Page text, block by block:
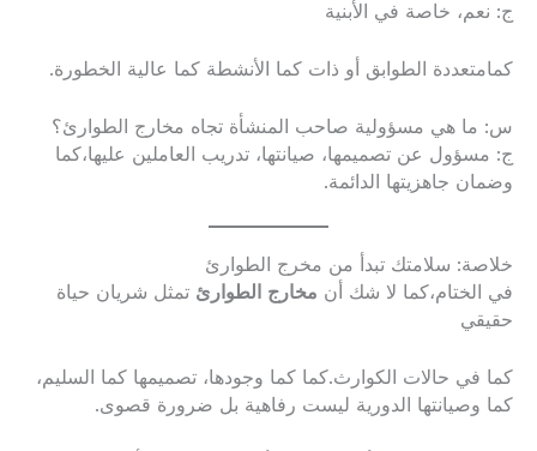
ج: نعم، خاصة في الأبنية
كمامتعددة الطوابق أو ذات كما الأنشطة كما عالية الخطورة.
س: ما هي مسؤولية صاحب المنشأة تجاه مخارج الطوارئ؟
ج: مسؤول عن تصميمها، صيانتها، تدريب العاملين عليها،كما
وضمان جاهزيتها الدائمة.
خلاصة: سلامتك تبدأ من مخرج الطوارئ
في الختام،كما لا شك أن مخارج الطوارئ تمثل شريان حياة
حقيقي
كما في حالات الكوارث.كما كما وجودها، تصميمها كما السليم،
كما وصيانتها الدورية ليست رفاهية بل ضرورة قصوى.